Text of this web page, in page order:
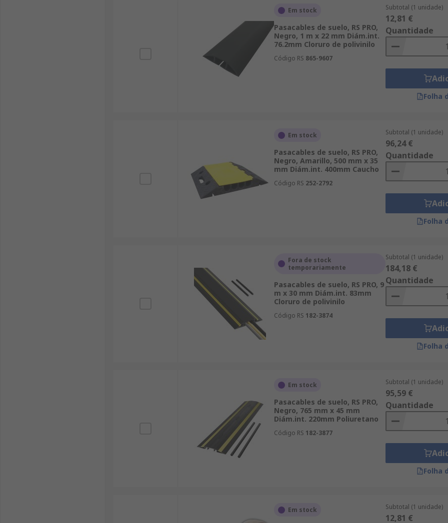
Em stock
Pasacables de suelo, RS PRO,
Negro, 1 m x 22 mm Diám.int.
76.2mm Cloruro de polivinilo
Código RS 865-9607
Subtotal (1 unidade)
12,81 €
Quantidade
Folha
Em stock
Pasacables de suelo, RS PRO,
Negro, Amarillo, 500 mm x 35
mm Diám.int. 400mm Caucho
Código RS 252-2792
Subtotal (1 unidade)
96,24 €
Quantidade
Folha
Fora de stock
temporariamente
Pasacables de suelo, RS PRO, 9
m x 30 mm Diám.int. 83mm
Cloruro de polivinilo
Código RS 182-3874
Subtotal (1 unidade)
184,18 €
Quantidade
Folha
Em stock
Pasacables de suelo, RS PRO,
Negro, 765 mm x 45 mm
Diám.int. 220mm Poliuretano
Código RS 182-3877
Subtotal (1 unidade)
95,59 €
Quantidade
Folha
Em stock Subtotal (1 unidade)
12,81 €